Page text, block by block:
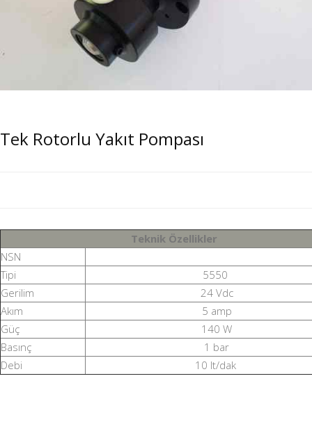
Tek Rotorlu Yakıt Pompası
Teknik Özellikler
NSN
Tipi
5550
Gerilim
24 Vdc
Akım
5 amp
Güç
140 W
Basınç
1 bar
Debi
10 lt/dak